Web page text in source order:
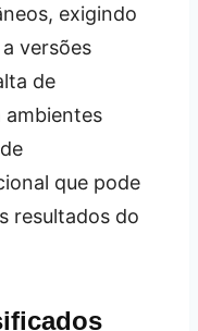
exigindo
versões
de
ambientes
que pode
resultados do